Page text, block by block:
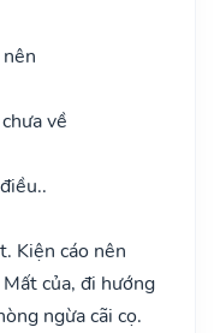
về
Kiện cáo nên
của, đi hướng
ngừa cãi cọ.